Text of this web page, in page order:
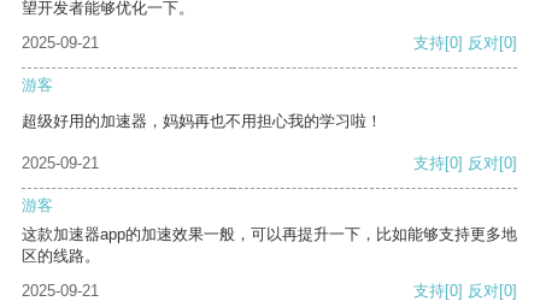
望开发者能够优化一下。
2025-09-21
支持[0] 反对[0]
游客
超级好用的加速器，妈妈再也不用担心我的学习啦！
2025-09-21 支持[0] 反对[0]
游客
这款加速器app的加速效果一般，可以再提升一下，比如能够支持更多地
区的线路。
2025-09-21
支持[0] 反对[0]